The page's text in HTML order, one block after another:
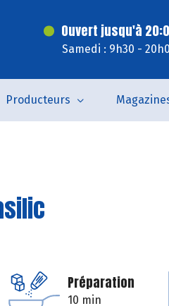
Ouvert jusqu'à
Samedi : 9h30 -
Producteurs
Préparation
10 min